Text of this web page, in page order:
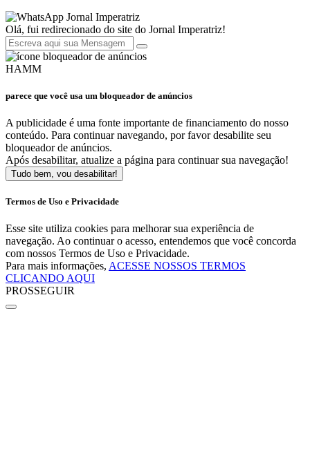
Jornal Imperatriz
Olá, fui redirecionado do site do Jornal Imperatriz!
HAMM
parece que você usa um bloqueador de anúncios
A publicidade é uma fonte importante de financiamento do nosso
conteúdo. Para continuar navegando, por favor desabilite seu
bloqueador de anúncios.
Após desabilitar, atualize a página para continuar sua navegação!
Tudo bem, vou desabilitar!
Termos de Uso e Privacidade
Esse site utiliza cookies para melhorar sua experiência de
navegação. Ao continuar o acesso, entendemos que você concorda
com nossos Termos de Uso e Privacidade.
Para mais informações, ACESSE NOSSOS TERMOS
CLICANDO AQUI
PROSSEGUIR